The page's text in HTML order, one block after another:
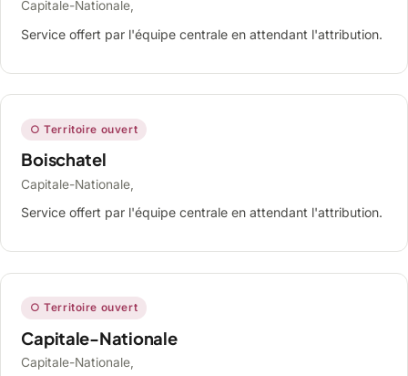
Capitale-Nationale,
Service offert par l'équipe centrale en attendant l'attribution.
○ Territoire ouvert
Boischatel
Capitale-Nationale,
Service offert par l'équipe centrale en attendant l'attribution.
○ Territoire ouvert
Capitale-Nationale
Capitale-Nationale,